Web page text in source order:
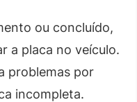
ou concluído,
a placa no veículo.
problemas por
incompleta.